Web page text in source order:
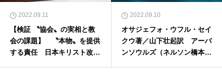
2022.09.11
【検証 〝協会〟の実相と教
会の課題】 〝本物〟を提供
する責任 日本キリスト改革
2022.09.10
オサジェフォ・ウフル・セイ
クウ著／山下壮起訳 アーバ
ンソウルズ（ネルソン橋本ジ